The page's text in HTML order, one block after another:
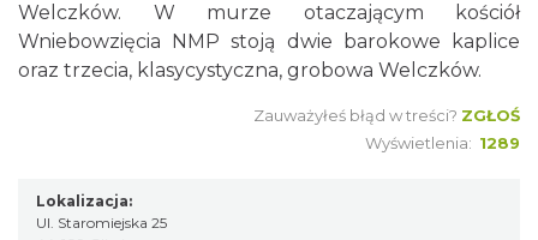
Welczków. W murze otaczającym kościół
Wniebowzięcia NMP stoją dwie barokowe kaplice
oraz trzecia, klasycystyczna, grobowa Welczków.
Zauważyłeś błąd w treści? ZGŁOŚ
Wyświetlenia: 1289
Lokalizacja:
Ul. Staromiejska 25